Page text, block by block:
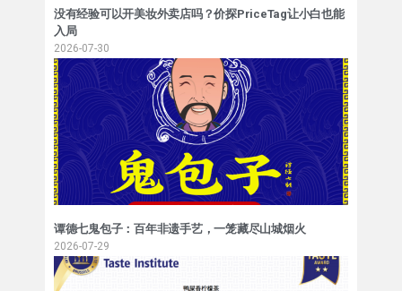
没有经验可以开美妆外卖店吗？价探PriceTag让小白也能
入局
2026-07-30
谭德七鬼包子：百年非遗手艺，一笼藏尽山城烟火
2026-07-29